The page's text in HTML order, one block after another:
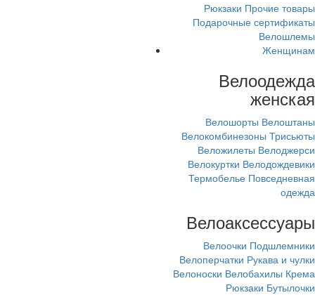
Рюкзаки Прочие товары
Подарочные сертификаты
Велошлемы
Женщинам
Велоодежда
женская
Велошорты Велоштаны
Велокомбинезоны Трисьюты
Веложилеты Велоджерси
Велокуртки Велодождевики
Термобелье Повседневная
одежда
Велоаксессуары
Велоочки Подшлемники
Велоперчатки Рукава и чулки
Велоноски Велобахилы Крема
Рюкзаки Бутылочки